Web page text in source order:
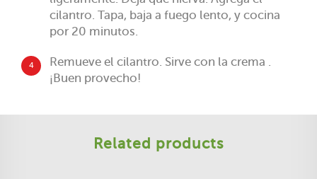
cilantro. Tapa, baja a fuego lento, y cocina
por 20 minutos.
4
Remueve el cilantro. Sirve con la crema .
¡Buen provecho!
Related products